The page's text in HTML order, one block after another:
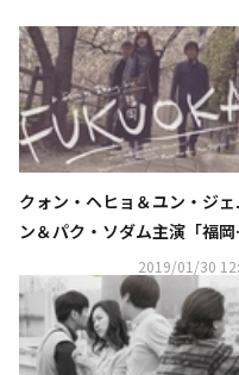
クォン・ヘヒョ＆ユン・ジェ
ン＆パク・ソダム主演「福岡
ベルリン国際映画祭に公式
2019/01/30